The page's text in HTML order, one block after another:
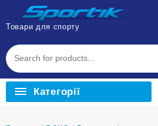
Перейти
вмісту
Товари для спорту
Категорії